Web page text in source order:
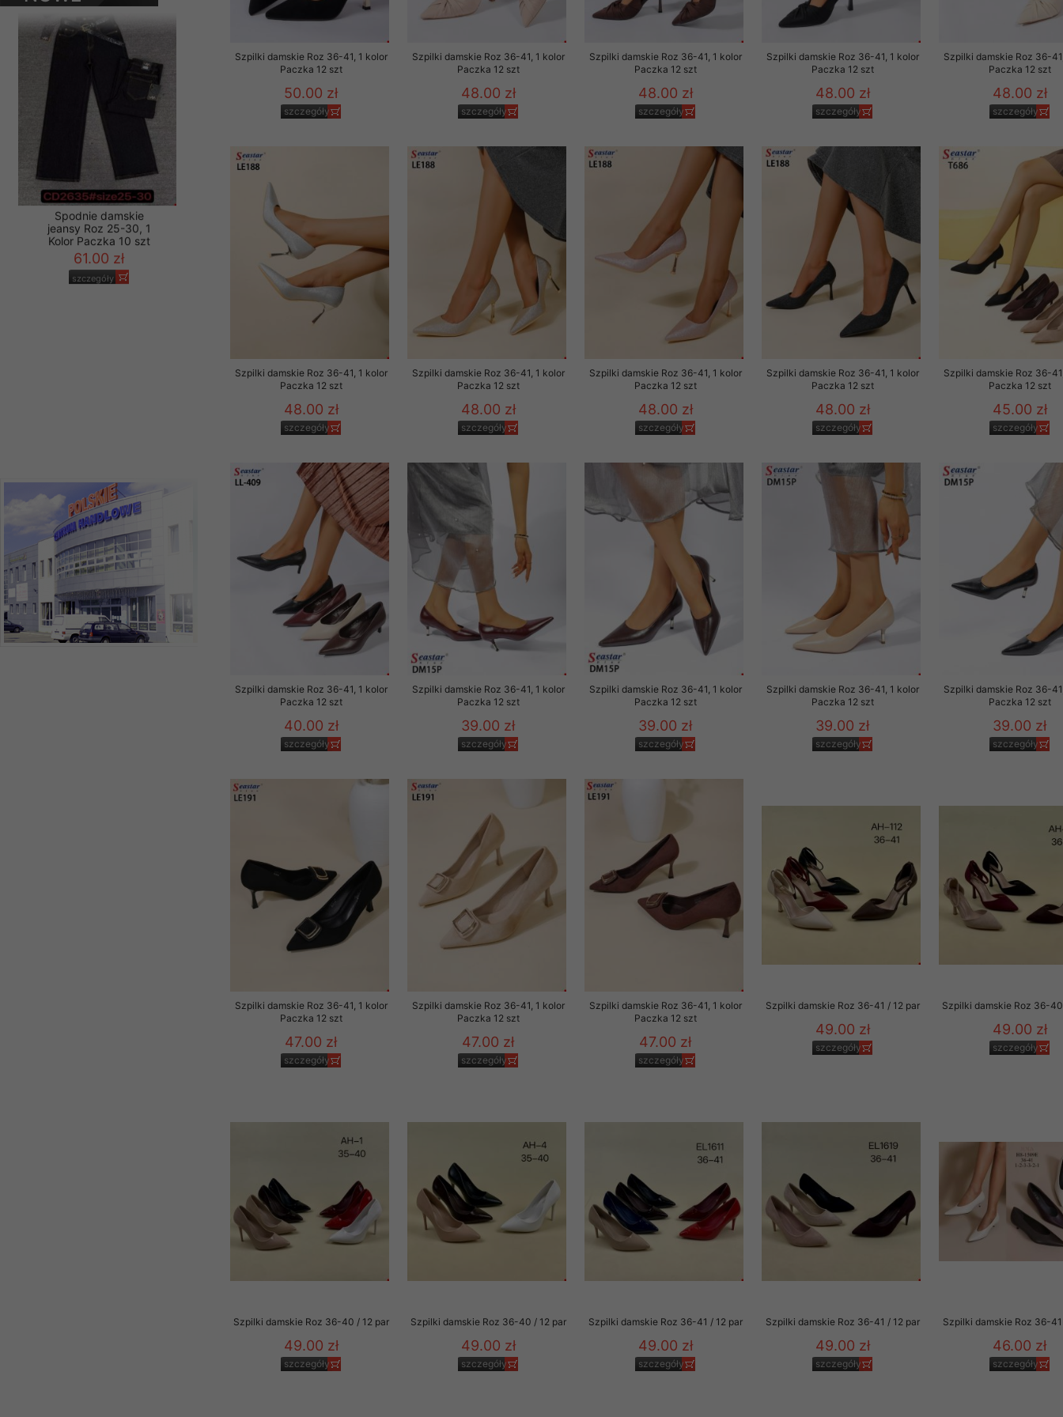
PRODUKTY
szczegóły
Spodnie damskie
jeansy Roz 25-30, 1
Szpilki damskie Roz 36-41, 1 kolor
Paczka 12 szt
50.00 zł
szczegóły
Szpilki damskie Roz 36-41, 1 kolor
Paczka 12 szt
48.00 zł
szczegóły
Szpilki damskie Roz 36-41, 1 kolor
Paczka 12 szt
48.00 zł
szczegóły
Szpilki damskie Roz 36-41, 1 kolor
Paczka 12 szt
48.00 zł
szczegóły
Szpilki damskie Roz 36-
Paczka 12 szt
48.00 zł
szczegóły
Szpilki damskie Roz 36-41, 1 kolor
Paczka 12 szt
48.00 zł
szczegóły
Szpilki damskie Roz 36-41, 1 kolor
Paczka 12 szt
48.00 zł
szczegóły
Szpilki damskie Roz 36-41, 1 kolor
Paczka 12 szt
48.00 zł
szczegóły
Szpilki damskie Roz 36-41, 1 kolor
Paczka 12 szt
48.00 zł
szczegóły
Szpilki damskie Roz 36-
Paczka 12 szt
45.00 zł
szczegóły
Szpilki damskie Roz 36-41, 1 kolor
Paczka 12 szt
40.00 zł
szczegóły
Szpilki damskie Roz 36-41, 1 kolor
Paczka 12 szt
39.00 zł
szczegóły
Szpilki damskie Roz 36-41, 1 kolor
Paczka 12 szt
39.00 zł
szczegóły
Szpilki damskie Roz 36-41, 1 kolor
Paczka 12 szt
39.00 zł
szczegóły
Szpilki damskie Roz 36-
Paczka 12 szt
39.00 zł
szczegóły
Szpilki damskie Roz 36-41, 1 kolor
Paczka 12 szt
47.00 zł
szczegóły
Szpilki damskie Roz 36-41, 1 kolor
Paczka 12 szt
47.00 zł
szczegóły
Szpilki damskie Roz 36-41, 1 kolor
Paczka 12 szt
47.00 zł
szczegóły
Szpilki damskie Roz 36-41 / 12 par
49.00 zł
szczegóły
Szpilki damskie Roz 36-
49.00 zł
szczegóły
Szpilki damskie Roz 36-40 / 12 par
49.00 zł
szczegóły
Szpilki damskie Roz 36-40 / 12 par
49.00 zł
szczegóły
Szpilki damskie Roz 36-41 / 12 par
49.00 zł
szczegóły
Szpilki damskie Roz 36-41 / 12 par
49.00 zł
szczegóły
Szpilki damskie Roz 36-41
46.00 zł
szczegóły
Materiały reklamowo - promocyjne wysyłamy Klientom jedynie wówczas, gdy wyrazili na to zgodę. Dotyczy to w
zawierającego akceptację na otrzymywanie newslettera o aktualnych promocjach, rabatach i nowościach w
naszym Sklepie. Materiały te dotyczą wyłącznie oferty naszego Sklepu.
Wszelkie pytania, wnioski i sugestie odnoszące się do ochrony Państwa prywatności, w szczególności danych
osobowych prosimy zgłaszać na email